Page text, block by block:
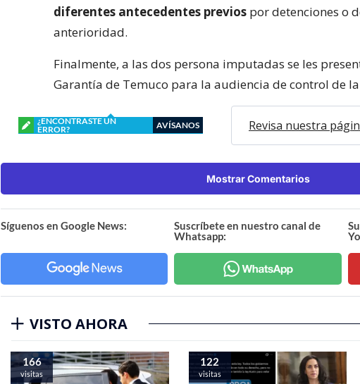
diferentes antecedentes previos por detenciones o
anterioridad.
Finalmente, a las dos persona imputadas se les
Garantía de Temuco para la audiencia de control de
¿ENCONTRASTE UN
ERROR?
AVÍSANOS Revisa nuestra
Mostrar Comentarios
Síguenos en Google News:
Suscríbete en nuestro canal de
Whatsapp:
VISTO AHORA
166
visitas
122
visitas